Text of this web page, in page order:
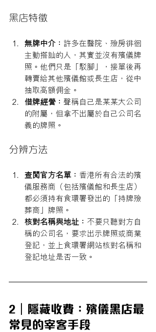
黑店特徵
無牌中介： 許多在醫院、殮房徘徊
主動搭訕的人，其實並沒有殯儀牌
照。他們只是「駁腳」，接單後再
轉賣給其他殯儀館或長生店，從中
抽取高額佣金。
借牌經營： 聲稱自己是某某大公司
的附屬，但拿不出屬於自己公司名
義的牌照。
分辨方法
查閱官方名單： 香港所有合法的殯
儀服務商（包括殯儀館和長生店）
都必須持有食環署發出的「持牌殮
葬商」牌照。
核對名稱與地址： 不要只聽對方自
稱的公司名，要求出示牌照或商業
登記，並上食環署網站核對名稱和
登記地址是否一致。
2｜隱藏收費：殯儀黑店最
常見的宰客手段